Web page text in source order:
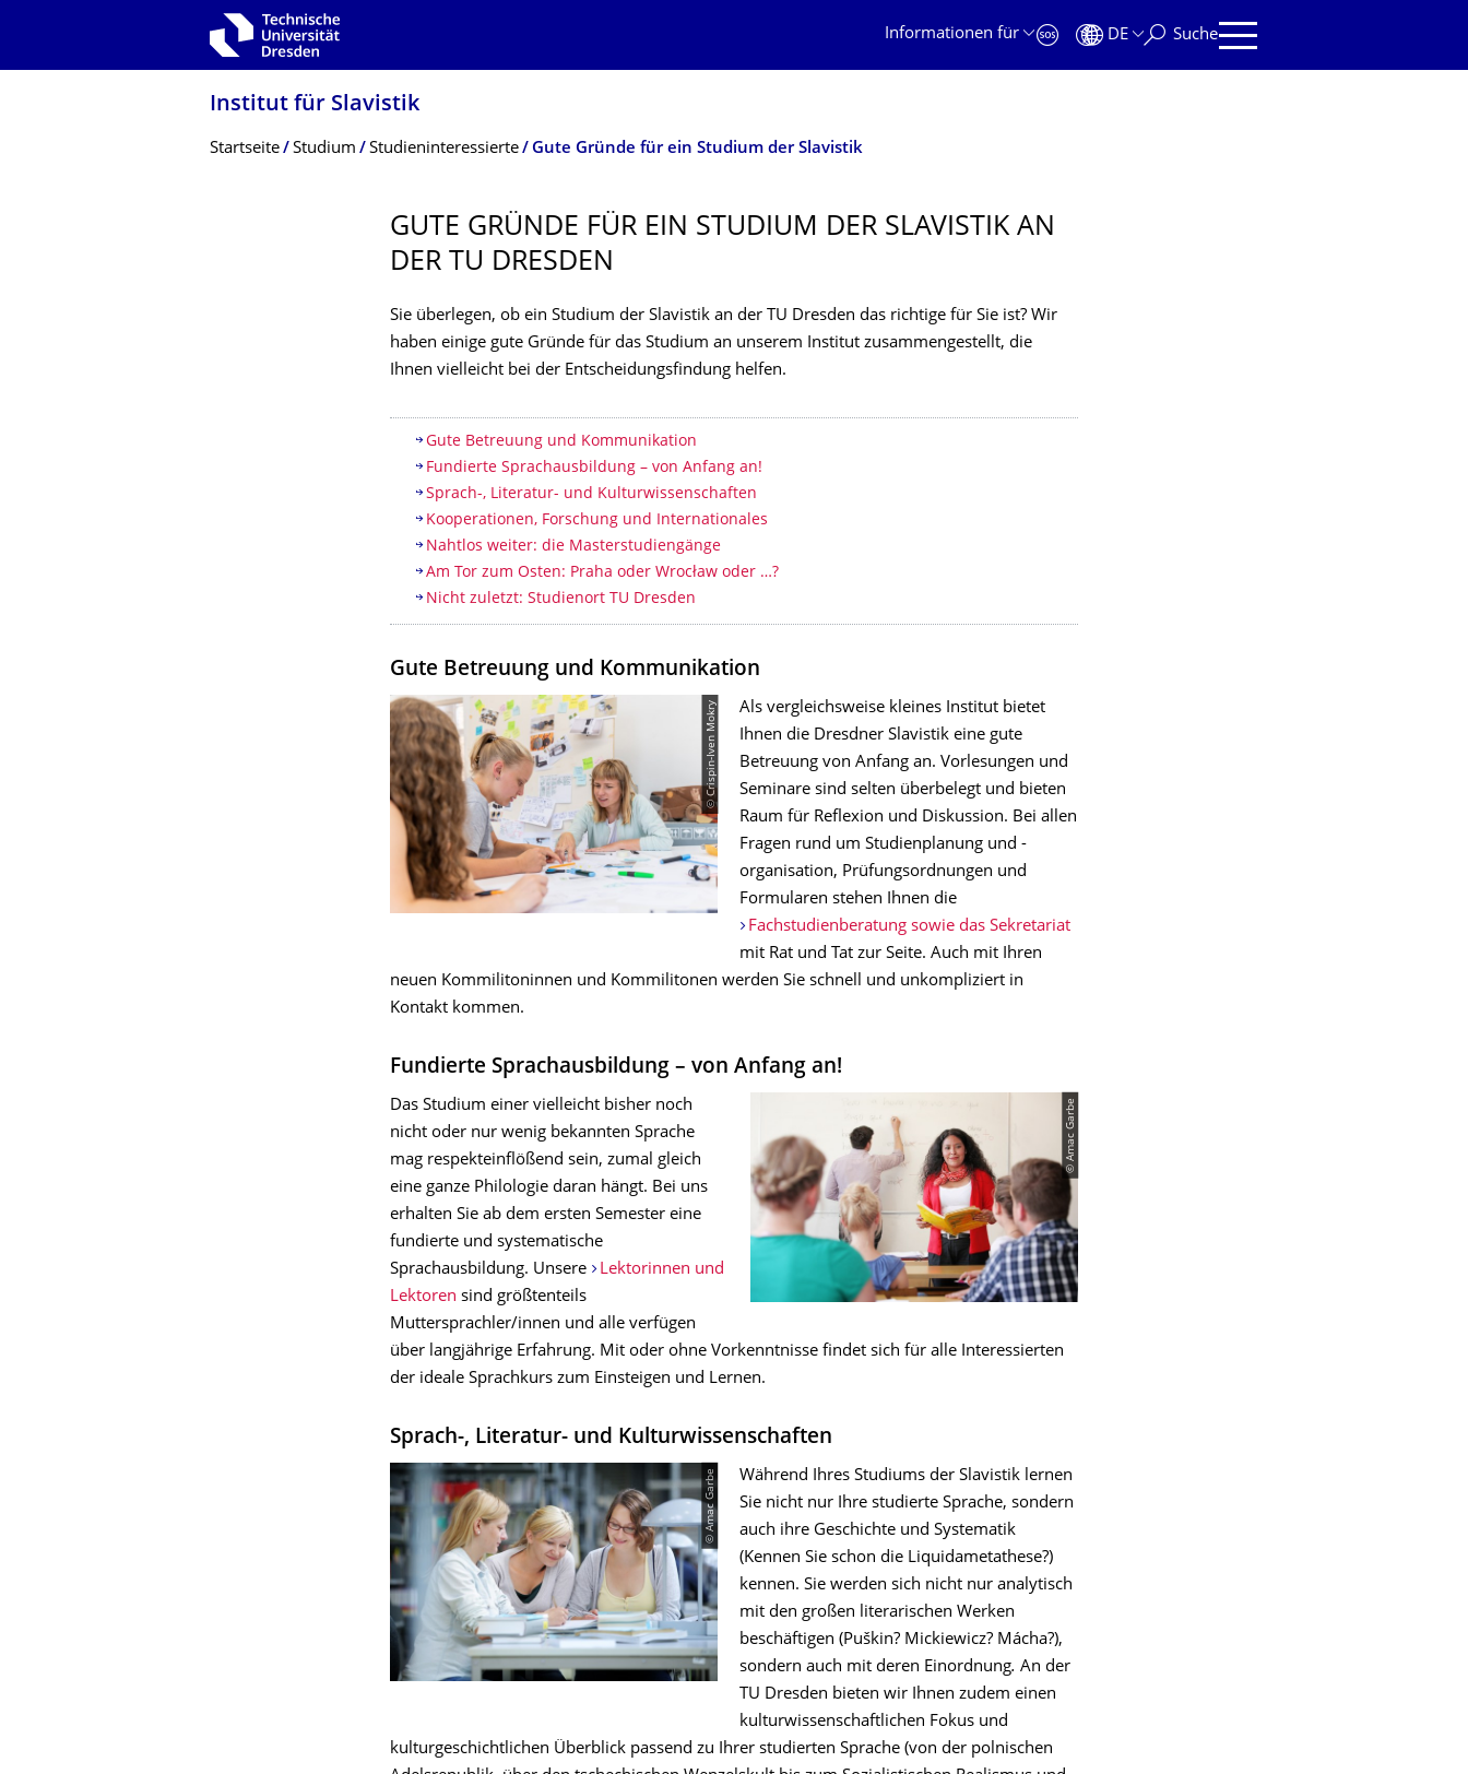
Zur Hauptnavigation springen
Informationen für
DE Suche
Institut für Slavistik
Breadcrumb-Menü
Startseite Studium Studieninteressierte Gute Gründe für ein Studium der Slavistik
GUTE GRÜNDE FÜR EIN STUDIUM DER SLAVISTIK AN
DER TU DRESDEN
Sie überlegen, ob ein Studium der Slavistik an der TU Dresden das richtige für Sie ist? Wir
haben einige gute Gründe für das Studium an unserem Institut zusammengestellt, die
Ihnen vielleicht bei der Entscheidungsfindung helfen.
Inhaltsverzeichnis
Gute Betreuung und Kommunikation
Fundierte Sprachausbildung – von Anfang an!
Sprach-, Literatur- und Kulturwissenschaften
Kooperationen, Forschung und Internationales
Nahtlos weiter: die Masterstudiengänge
Am Tor zum Osten: Praha oder Wrocław oder …?
Nicht zuletzt: Studienort TU Dresden
Gute Betreuung und Kommunikation
© Crispin-Iven Mokry
Als vergleichsweise kleines Institut bietet
Ihnen die Dresdner Slavistik eine gute
Betreuung von Anfang an. Vorlesungen und
Seminare sind selten überbelegt und bieten
Raum für Reflexion und Diskussion. Bei allen
Fragen rund um Studienplanung und -
organisation, Prüfungsordnungen und
Formularen stehen Ihnen die
Fachstudienberatung sowie das Sekretariat
mit Rat und Tat zur Seite. Auch mit Ihren
neuen Kommilitoninnen und Kommilitonen werden Sie schnell und unkompliziert in
Kontakt kommen.
Fundierte Sprachausbildung – von Anfang an!
© Amac Garbe
Das Studium einer vielleicht bisher noch
nicht oder nur wenig bekannten Sprache
mag respekteinflößend sein, zumal gleich
eine ganze Philologie daran hängt. Bei uns
erhalten Sie ab dem ersten Semester eine
fundierte und systematische
Sprachausbildung. Unsere
Lektorinnen und
Lektoren sind größtenteils
Muttersprachler/innen und alle verfügen
über langjährige Erfahrung. Mit oder ohne Vorkenntnisse findet sich für alle Interessierten
der ideale Sprachkurs zum Einsteigen und Lernen.
Sprach-, Literatur- und Kulturwissenschaften
© Amac Garbe
Während Ihres Studiums der Slavistik lernen
Sie nicht nur Ihre studierte Sprache, sondern
auch ihre Geschichte und Systematik
(Kennen Sie schon die Liquidametathese?)
kennen. Sie werden sich nicht nur analytisch
mit den großen literarischen Werken
beschäftigen (Puškin? Mickiewicz? Mácha?),
sondern auch mit deren Einordnung. An der
TU Dresden bieten wir Ihnen zudem einen
kulturwissenschaftlichen Fokus und
kulturgeschichtlichen Überblick passend zu Ihrer studierten Sprache (von der polnischen